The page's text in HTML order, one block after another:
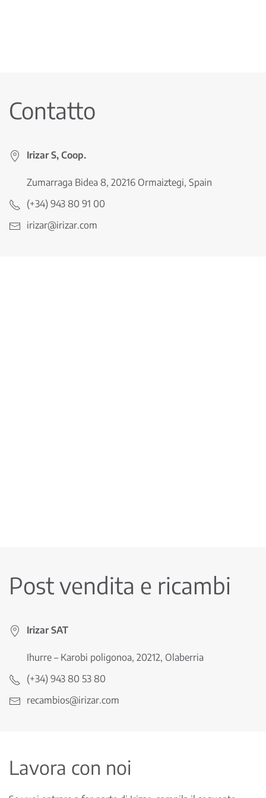
Contatto
Irizar S, Coop.
Zumarraga Bidea 8, 20216 Ormaiztegi, Spain
(+34) 943 80 91 00
irizar@irizar.com
Post vendita e ricambi
Irizar SAT
Ihurre – Karobi poligonoa, 20212, Olaberria
(+34) 943 80 53 80
recambios@irizar.com
Lavora con noi